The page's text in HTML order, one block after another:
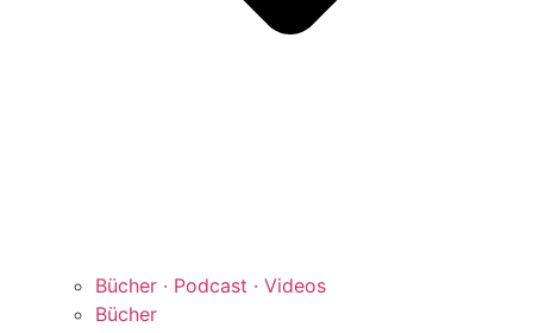
Bücher · Podcast · Videos
Bücher